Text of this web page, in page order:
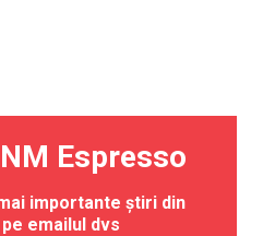
Espresso
importante știri din
emailul dvs